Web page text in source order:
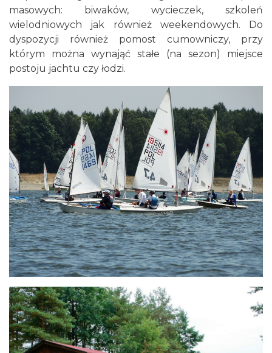
masowych: biwaków, wycieczek, szkoleń
wielodniowych jak również weekendowych. Do
dyspozycji również pomost cumowniczy, przy
którym można wynająć stałe (na sezon) miejsce
postoju jachtu czy łodzi.